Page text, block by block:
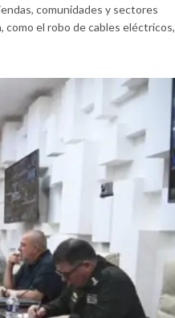
comunidades y sectores
el robo de cables eléctricos,